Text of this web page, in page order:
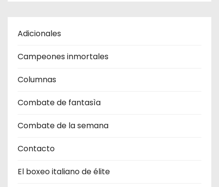
Adicionales
Campeones inmortales
Columnas
Combate de fantasìa
Combate de la semana
Contacto
El boxeo italiano de élite